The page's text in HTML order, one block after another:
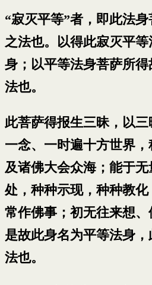
“寂灭平等”者，即此法
之法也。以得此寂灭平
身；以平等法身菩萨所
法也。
此菩萨得报生三昧，以三
一念、一时遍十方世界
及诸佛大会众海；能于
处，种种示现，种种教化
常作佛事；初无往来想、
是故此身名为平等法身
法也。